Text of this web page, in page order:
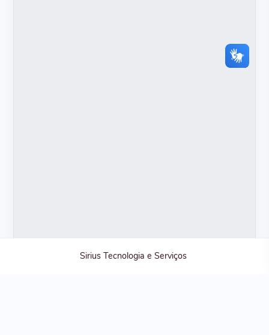
Sirius Tecnologia e Serviços